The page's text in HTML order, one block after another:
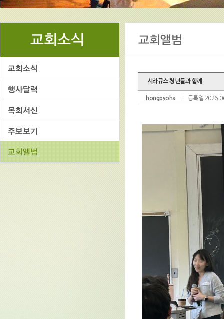
시라큐스 청년들과 함께
hongpyoha 등록일